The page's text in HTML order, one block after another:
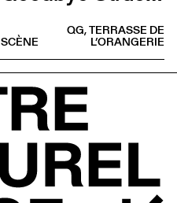
QG, TERRASSE DE
L’ORANGERIE
SCÈNE